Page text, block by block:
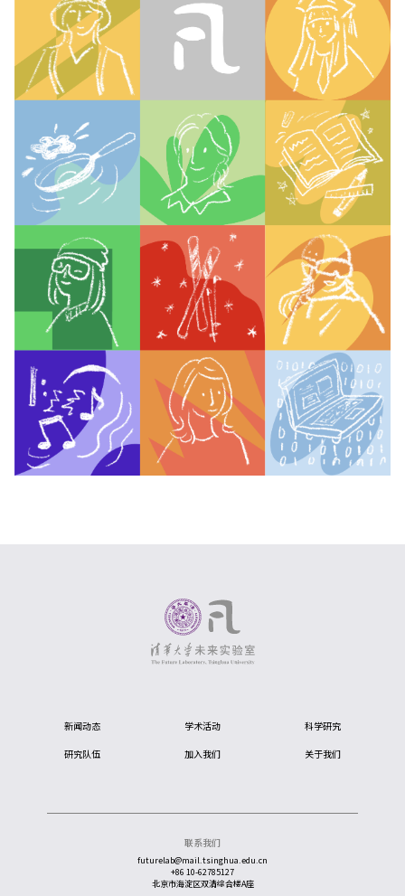
新闻动态 学术活动 科学研究
研究队伍 加入我们 关于我们
联系我们
futurelab@mail.tsinghua.edu.cn
+86 10-62785127
北京市海淀区双清综合楼A座